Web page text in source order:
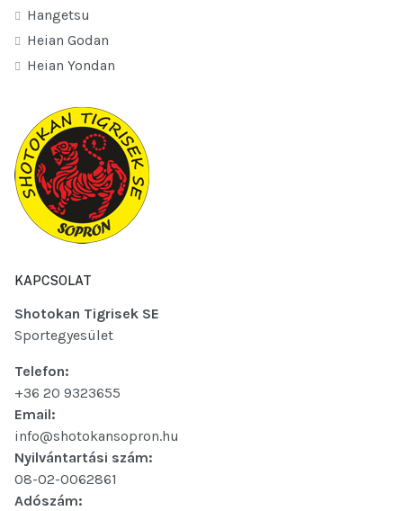
Hangetsu
Heian Godan
Heian Yondan
KAPCSOLAT
Shotokan Tigrisek SE
Sportegyesület
Telefon:
+36 20 9323655
Email:
info@shotokansopron.hu
Nyilvántartási szám:
08-02-0062861
Adószám: